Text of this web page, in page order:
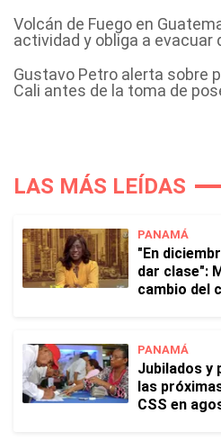
Volcán de Fuego en
actividad y obliga a evacuar
Gustavo Petro alerta sobre
Cali antes de la toma de
LAS MÁS LEÍDAS
PANAMÁ
"En
dar clase":
cambio del
PANAMÁ
Jubilados y
las
CSS en